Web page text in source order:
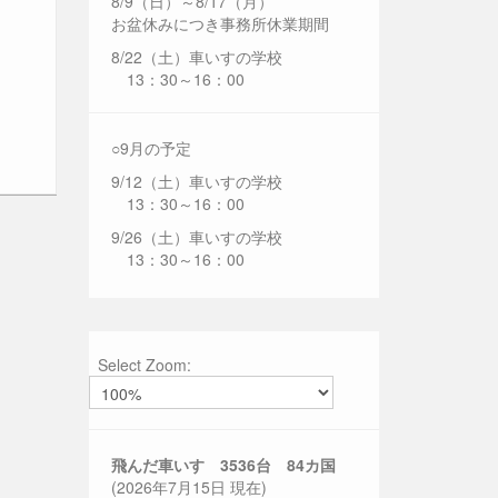
お盆休みにつき事務所休業期間
8/22（土）車いすの学校
13：30～16：00
○9月の予定
9/12（土）車いすの学校
13：30～16：00
9/26（土）車いすの学校
13：30～16：00
Select Zoom:
飛んだ車いす 3536台 84カ国
(2026年7月15日 現在)